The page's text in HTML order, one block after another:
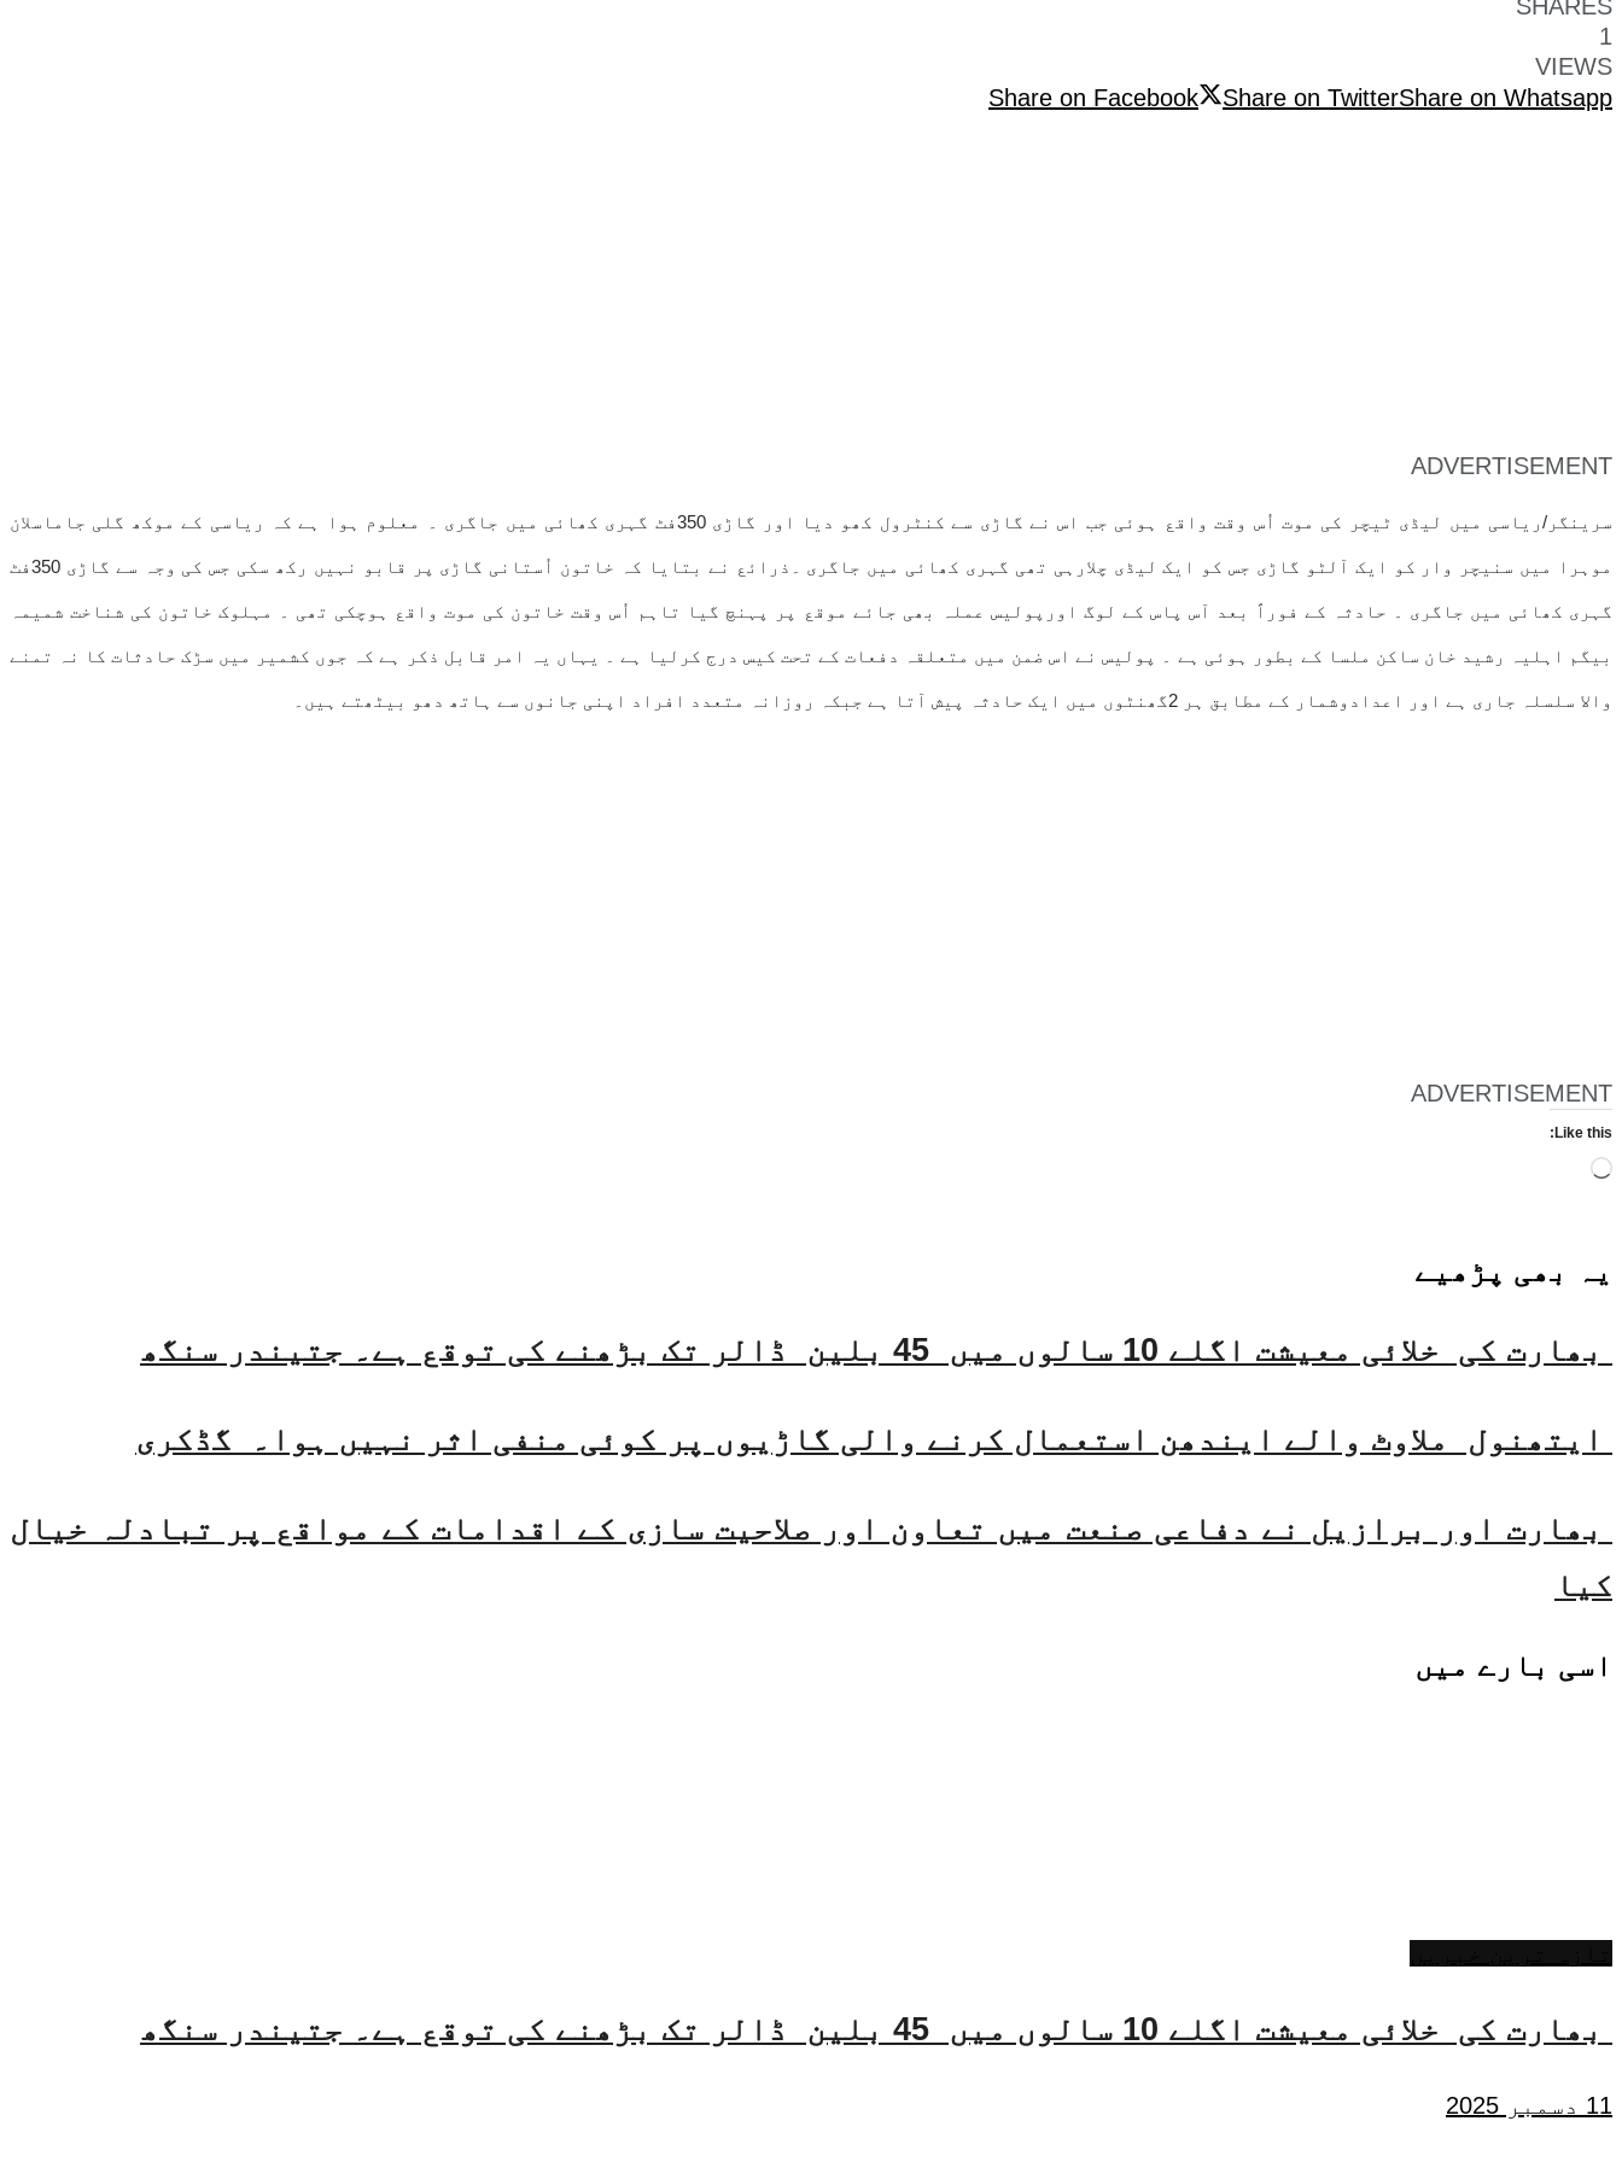
SHARES
1
VIEWS
Share on Facebook
Share on TwitterShare on Whatsapp
ADVERTISEMENT
سرینگر/ریاسی میں لیڈی ٹیچر کی موت اُس وقت واقع ہوئی جب اس نے گاڑی سے کنٹرول کھو دیا اور گاڑی 350فٹ گہری کھائی میں جاگری ۔ معلوم ہوا ہے کہ ریاسی کے موکھ گلی جاماسلان
موہرا میں سنیچر وار کو ایک آلٹو گاڑی جس کو ایک لیڈی چلارہی تھی گہری کھائی میں جاگری ۔ذرائع نے بتایا کہ خاتون اُستانی گاڑی پر قابو نہیں رکھ سکی جس کی وجہ سے گاڑی 350فٹ
گہری کھائی میں جاگری ۔ حادثہ کے فوراً بعد آس پاس کے لوگ اورپولیس عملہ بھی جائے موقع پر پہنچ گیا تاہم اُس وقت خاتون کی موت واقع ہوچکی تھی ۔ مہلوک خاتون کی شناخت شمیمہ
بیگم اہلیہ رشید خان ساکن ملسا کے بطور ہوئی ہے ۔ پولیس نے اس ضمن میں متعلقہ دفعات کے تحت کیس درج کرلیا ہے ۔ یہاں یہ امر قابل ذکر ہے کہ جوں کشمیر میں سڑک حادثات کا نہ تمنے
والا سلسلہ جاری ہے اور اعدادوشمار کے مطابق ہر 2گھنٹوں میں ایک حادثہ پیش آتا ہے جبکہ روزانہ متعدد افراد اپنی جانوں سے ہاتھ دھو بیٹھتے ہیں۔
ADVERTISEMENT
Like this:
Loading…
یہ بھی پڑھیے
بھارت کی خلائی معیشت اگلے 10 سالوں میں 45 بلین ڈالر تک بڑھنے کی توقع ہے۔ جتیندر سنگھ
ایتھنول ملاوٹ والے ایندھن استعمال کرنے والی گاڑیوں پر کوئی منفی اثر نہیں ہوا۔ گڈکری
بھارت اور برازیل نے دفاعی صنعت میں تعاون اور صلاحیت سازی کے اقدامات کے مواقع پر تبادلہ خیال
کیا
اسی بارے میں
بھارت کی خلائی معیشت اگلے 10 سالوں میں 45 بلین ڈالر تک بڑھنے کی توقع ہے۔ جتیندر سنگھ
11 دسمبر 2025